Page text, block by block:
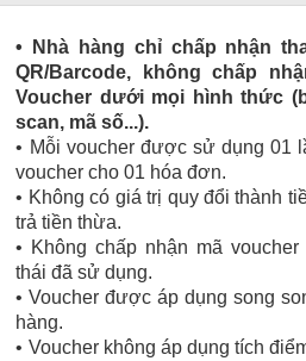
• Nhà hàng chỉ chấp nhận
QR/Barcode, không chấp
Voucher dưới mọi hình thức
scan, mã số...).
• Mỗi voucher được sử dụng 01
voucher cho 01 hóa đơn.
• Không có giá trị quy đổi thành
trả tiền thừa.
• Không chấp nhận mã
thái đã sử dụng.
• Voucher được áp dụng song
hàng.
• Voucher không áp dụng tích